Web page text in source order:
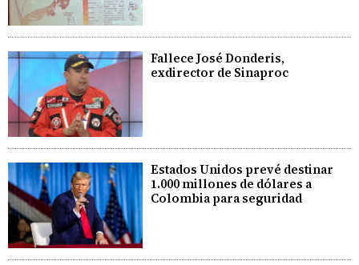
Fallece José Donderis,
exdirector de Sinaproc
Estados Unidos prevé destinar
1.000 millones de dólares a
Colombia para seguridad